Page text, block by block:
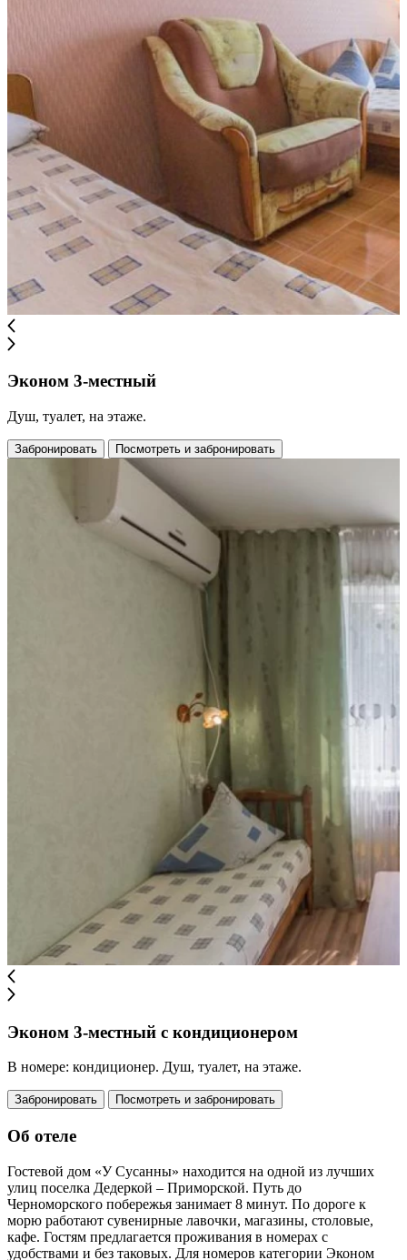
Эконом 3-местный
Душ, туалет, на этаже.
Забронировать Посмотреть и забронировать
Эконом 3-местный с кондиционером
В номере: кондиционер. Душ, туалет, на этаже.
Забронировать Посмотреть и забронировать
Об отеле
Гостевой дом «У Сусанны» находится на одной из лучших
улиц поселка Дедеркой – Приморской. Путь до
Черноморского побережья занимает 8 минут. По дороге к
морю работают сувенирные лавочки, магазины, столовые,
кафе. Гостям предлагается проживания в номерах с
удобствами и без таковых. Для номеров категории Эконом